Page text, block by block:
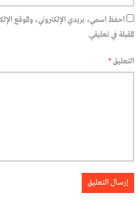
احفظ اسمي، بريدي الإلكتروني، والموقع
المقبلة في تعليقي.
التعليق*